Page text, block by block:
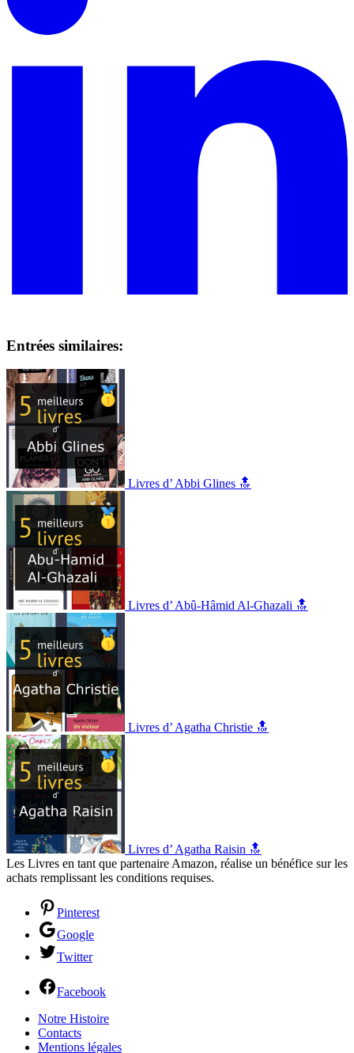
Entrées similaires:
Livres d’ Abbi Glines 🔝
Livres d’ Abû-Hâmid Al-Ghazali 🔝
Livres d’ Agatha Christie 🔝
Livres d’ Agatha Raisin 🔝
Les Livres en tant que partenaire Amazon, réalise un bénéfice sur les
achats remplissant les conditions requises.
Pinterest
Google
Twitter
Facebook
Notre Histoire
Contacts
Mentions légales